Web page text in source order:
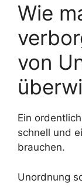
Wie
von
Ein
schnell und
brauchen.
Unordnung